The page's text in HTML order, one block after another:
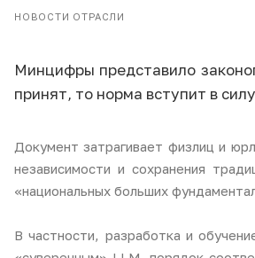
НОВОСТИ ОТРАСЛИ
Минцифры представило
принят, то норма вступит в
Документ затрагивает физлиц и
независимости и сохранения
«национальных больших
В частности, разработка и